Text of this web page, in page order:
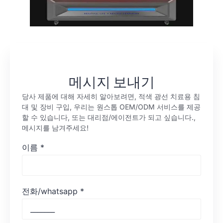
메시지 보내기
당사 제품에 대해 자세히 알아보려면, 적색 광선 치료용 침
대 및 장비 구입, 우리는 원스톱 OEM/ODM 서비스를 제공
할 수 있습니다, 또는 대리점/에이전트가 되고 싶습니다.,
메시지를 남겨주세요!
이름 *
전화/whatsapp *